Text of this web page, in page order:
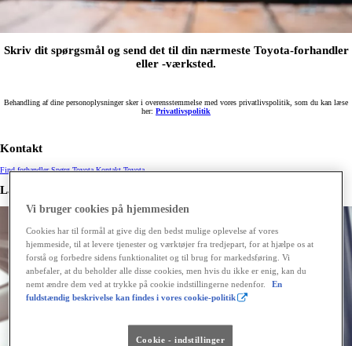
Skriv dit spørgsmål og send det til din nærmeste Toyota-forhandler
eller -værksted.
Behandling af dine personoplysninger sker i overensstemmelse med vores privatlivspolitik, som du kan læse
her: Privatlivspolitik
Kontakt
Find forhandlerSpørg ToyotaKontakt Toyota
Læs også om
Vi bruger cookies på hjemmesiden
Cookies har til formål at give dig den bedst mulige oplevelse af vores
hjemmeside, til at levere tjenester og værktøjer fra tredjepart, for at hjælpe os at
forstå og forbedre sidens funktionalitet og til brug for markedsføring. Vi
anbefaler, at du beholder alle disse cookies, men hvis du ikke er enig, kan du
nemt ændre dem ved at trykke på cookie indstillingerne nedenfor.
En
fuldstændig beskrivelse kan findes i vores cookie-politik
Cookie - indstillinger